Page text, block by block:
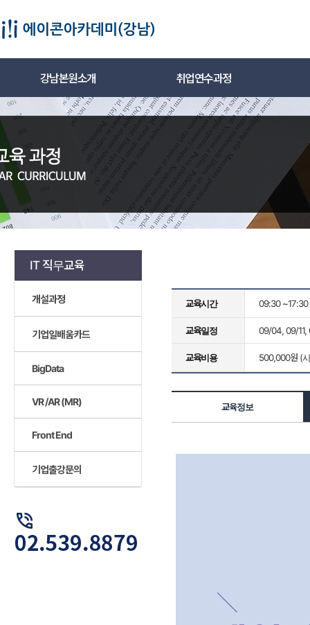
강남본원소개 취업연수과정
IT 직무교육
개설과정
기업일배움카드
BigData
VR /AR (MR)
Front End
기업출강문의
교육시간 09:30 ~17:30
교육일정 09/04, 09/
교육비용 500,000원 (
교육정보